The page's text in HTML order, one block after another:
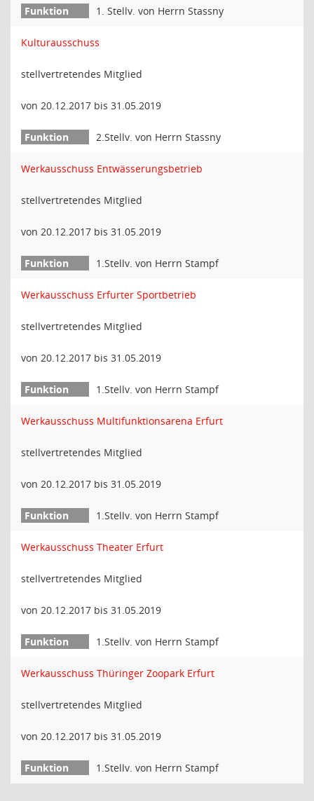
1. Stellv. von Herrn Stassny
Kulturausschuss
stellvertretendes Mitglied
von 20.12.2017 bis 31.05.2019
2.Stellv. von Herrn Stassny
Werkausschuss Entwässerungsbetrieb
stellvertretendes Mitglied
von 20.12.2017 bis 31.05.2019
1.Stellv. von Herrn Stampf
Werkausschuss Erfurter Sportbetrieb
stellvertretendes Mitglied
von 20.12.2017 bis 31.05.2019
1.Stellv. von Herrn Stampf
Werkausschuss Multifunktionsarena Erfurt
stellvertretendes Mitglied
von 20.12.2017 bis 31.05.2019
1.Stellv. von Herrn Stampf
Werkausschuss Theater Erfurt
stellvertretendes Mitglied
von 20.12.2017 bis 31.05.2019
1.Stellv. von Herrn Stampf
Werkausschuss Thüringer Zoopark Erfurt
stellvertretendes Mitglied
von 20.12.2017 bis 31.05.2019
1.Stellv. von Herrn Stampf